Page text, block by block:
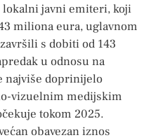
javni emiteri, koji
miliona eura, uglavnom
s dobiti od 143
u odnosu na
najviše doprinijelo
vizuelnim medijskim
tokom 2025.
obavezan iznos